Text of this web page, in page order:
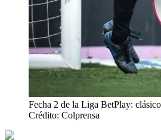
Fecha 2 de la Liga BetPlay:
Crédito: Colprensa